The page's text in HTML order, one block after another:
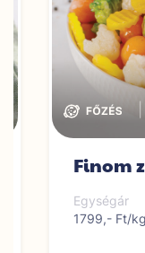
Finom
Egységár
1799,- Ft/kg